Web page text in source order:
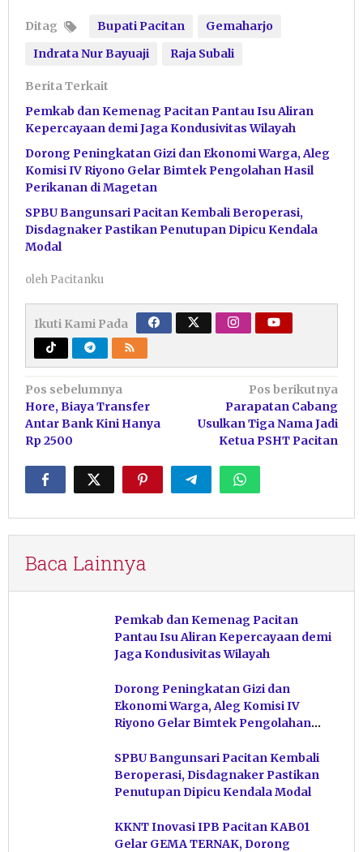
Ditag Bupati Pacitan
Gemaharjo
Indrata Nur Bayuaji
Raja Subali
Berita Terkait
Pemkab dan Kemenag Pacitan Pantau Isu Aliran
Kepercayaan demi Jaga Kondusivitas Wilayah
Dorong Peningkatan Gizi dan Ekonomi Warga, Aleg
Komisi IV Riyono Gelar Bimtek Pengolahan Hasil
Perikanan di Magetan
SPBU Bangunsari Pacitan Kembali Beroperasi,
Disdagnaker Pastikan Penutupan Dipicu Kendala
Modal
oleh Pacitanku
Ikuti Kami Pada
Navigasi
pos
Pos sebelumnya
Hore, Biaya Transfer
Antar Bank Kini Hanya
Rp 2500
Pos berikutnya
Parapatan Cabang
Usulkan Tiga Nama Jadi
Ketua PSHT Pacitan
Baca Lainnya
Pemkab dan Kemenag Pacitan
Pantau Isu Aliran Kepercayaan demi
Jaga Kondusivitas Wilayah
Dorong Peningkatan Gizi dan
Ekonomi Warga, Aleg Komisi IV
Riyono Gelar Bimtek Pengolahan
SPBU Bangunsari Pacitan Kembali
Beroperasi, Disdagnaker Pastikan
Penutupan Dipicu Kendala Modal
KKNT Inovasi IPB Pacitan KAB01
Gelar GEMA TERNAK, Dorong